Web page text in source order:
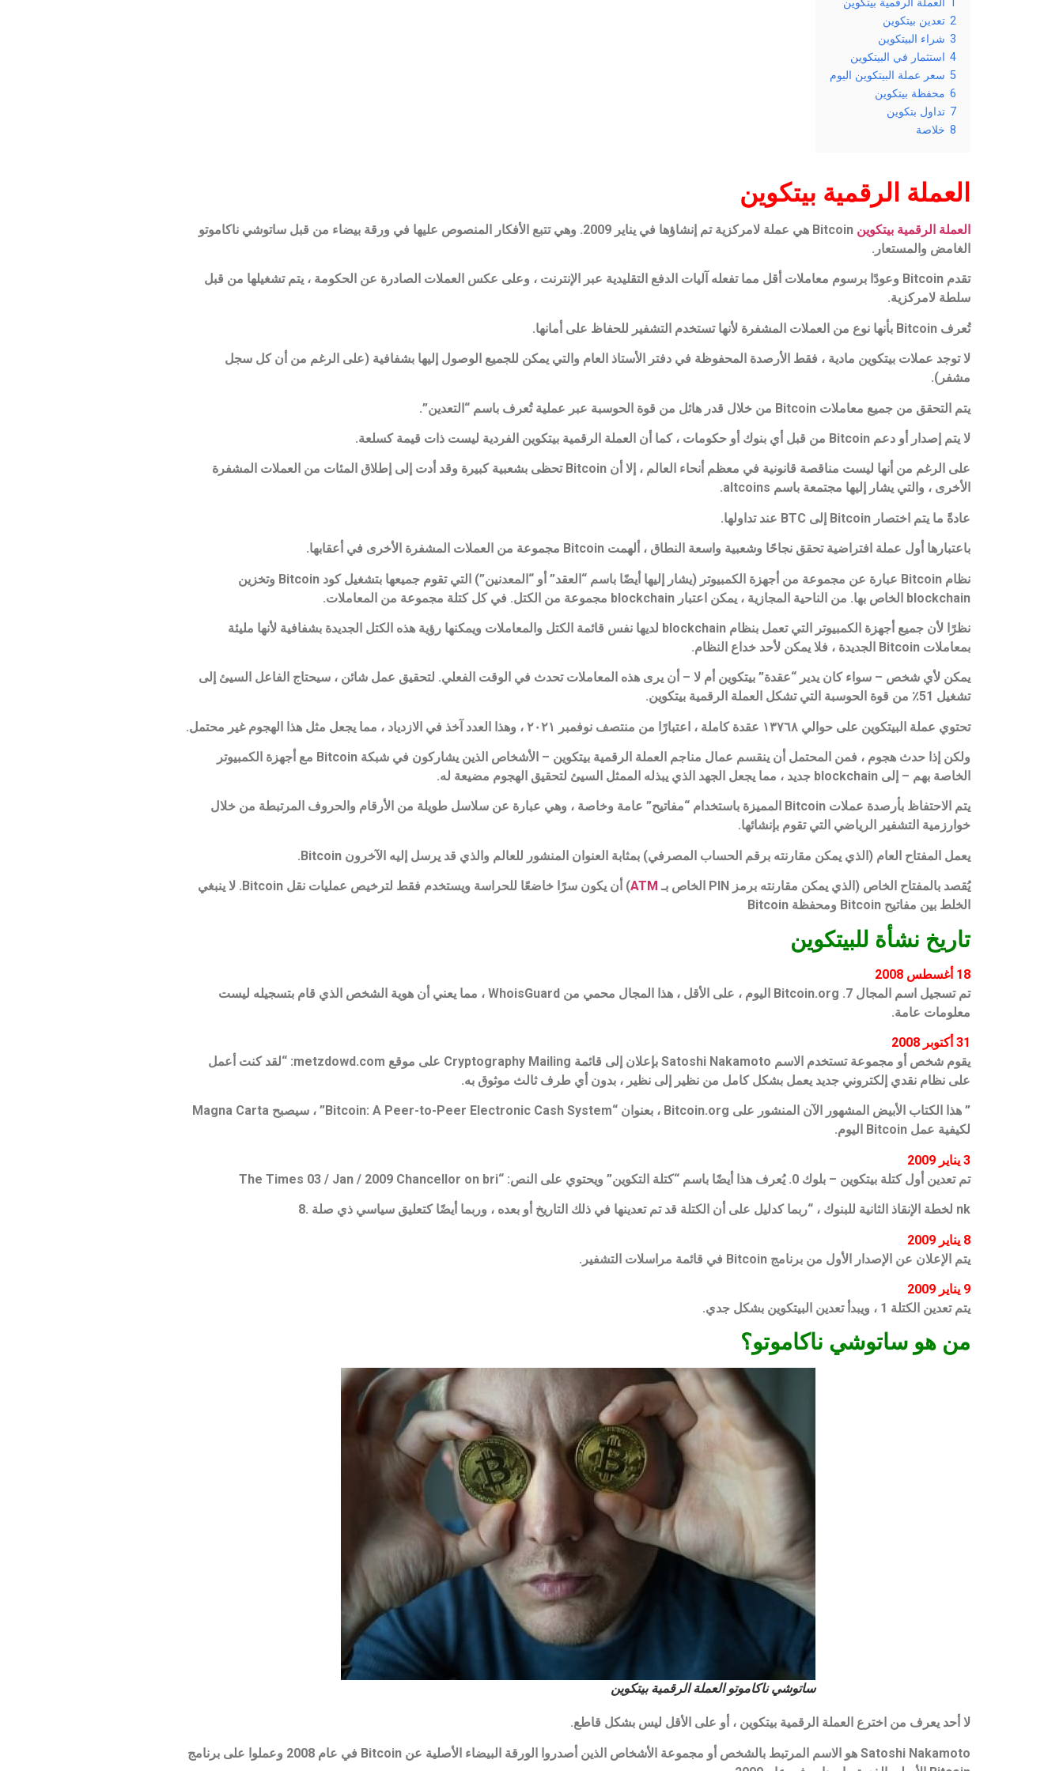
العملة الرقمية بيتكوين
2 تعدين بيتكوين
3 شراء البيتكوين
4 استثمار في البيتكوين
5 سعر عملة البيتكوين اليوم
6 محفظة بيتكوين
7 تداول بتكوين
8 خلاصة
العملة الرقمية بيتكوين
العملة الرقمية بيتكوين
Bitcoin هي عملة لامركزية تم إنشاؤها في يناير 2009. وهي تتبع الأفكار المنصوص عليها في ورقة بيضاء من قبل ساتوشي ناكاموتو
الغامض والمستعار.
تقدم Bitcoin وعودًا برسوم معاملات أقل مما تفعله آليات الدفع التقليدية عبر الإنترنت ، وعلى عكس العملات الصادرة عن الحكومة ، يتم تشغيلها من قبل
سلطة لامركزية.
تُعرف Bitcoin بأنها نوع من العملات المشفرة لأنها تستخدم التشفير للحفاظ على أمانها.
لا توجد عملات بيتكوين مادية ، فقط الأرصدة المحفوظة في دفتر الأستاذ العام والتي يمكن للجميع الوصول إليها بشفافية (على الرغم من أن كل سجل
مشفر).
يتم التحقق من جميع معاملات Bitcoin من خلال قدر هائل من قوة الحوسبة عبر عملية تُعرف باسم “التعدين”.
لا يتم إصدار أو دعم Bitcoin من قبل أي بنوك أو حكومات ، كما أن العملة الرقمية بيتكوين الفردية ليست ذات قيمة كسلعة.
على الرغم من أنها ليست مناقصة قانونية في معظم أنحاء العالم ، إلا أن Bitcoin تحظى بشعبية كبيرة وقد أدت إلى إطلاق المئات من العملات المشفرة
الأخرى ، والتي يشار إليها مجتمعة باسم altcoins.
عادةً ما يتم اختصار Bitcoin إلى BTC عند تداولها.
باعتبارها أول عملة افتراضية تحقق نجاحًا وشعبية واسعة النطاق ، ألهمت Bitcoin مجموعة من العملات المشفرة الأخرى في أعقابها.
نظام Bitcoin عبارة عن مجموعة من أجهزة الكمبيوتر (يشار إليها أيضًا باسم “العقد” أو “المعدنين”) التي تقوم جميعها بتشغيل كود Bitcoin وتخزين
blockchain الخاص بها. من الناحية المجازية ، يمكن اعتبار blockchain مجموعة من الكتل. في كل كتلة مجموعة من المعاملات.
نظرًا لأن جميع أجهزة الكمبيوتر التي تعمل بنظام blockchain لديها نفس قائمة الكتل والمعاملات ويمكنها رؤية هذه الكتل الجديدة بشفافية لأنها مليئة
بمعاملات Bitcoin الجديدة ، فلا يمكن لأحد خداع النظام.
يمكن لأي شخص – سواء كان يدير “عقدة” بيتكوين أم لا – أن يرى هذه المعاملات تحدث في الوقت الفعلي. لتحقيق عمل شائن ، سيحتاج الفاعل السيئ إلى
تشغيل 51٪ من قوة الحوسبة التي تشكل العملة الرقمية بيتكوين.
تحتوي عملة البيتكوين على حوالي ١٣٧٦٨ عقدة كاملة ، اعتبارًا من منتصف نوفمبر ٢٠٢١ ، وهذا العدد آخذ في الازدياد ، مما يجعل مثل هذا الهجوم غير محتمل.
ولكن إذا حدث هجوم ، فمن المحتمل أن ينقسم عمال مناجم العملة الرقمية بيتكوين – الأشخاص الذين يشاركون في شبكة Bitcoin مع أجهزة الكمبيوتر
الخاصة بهم – إلى blockchain جديد ، مما يجعل الجهد الذي يبذله الممثل السيئ لتحقيق الهجوم مضيعة له.
يتم الاحتفاظ بأرصدة عملات Bitcoin المميزة باستخدام “مفاتيح” عامة وخاصة ، وهي عبارة عن سلاسل طويلة من الأرقام والحروف المرتبطة من خلال
خوارزمية التشفير الرياضي التي تقوم بإنشائها.
يعمل المفتاح العام (الذي يمكن مقارنته برقم الحساب المصرفي) بمثابة العنوان المنشور للعالم والذي قد يرسل إليه الآخرون Bitcoin.
يُقصد بالمفتاح الخاص (الذي يمكن مقارنته برمز PIN الخاص بـ ATM
) أن يكون سرًا خاضعًا للحراسة ويستخدم فقط لترخيص عمليات نقل Bitcoin. لا ينبغي
الخلط بين مفاتيح Bitcoin ومحفظة Bitcoin
تاريخ نشأة للبيتكوين
18 أغسطس 2008
تم تسجيل اسم المجال Bitcoin.org .7 اليوم ، على الأقل ، هذا المجال محمي من WhoisGuard ، مما يعني أن هوية الشخص الذي قام بتسجيله ليست
معلومات عامة.
31 أكتوبر 2008
يقوم شخص أو مجموعة تستخدم الاسم Satoshi Nakamoto بإعلان إلى قائمة Cryptography Mailing على موقع metzdowd.com: “لقد كنت أعمل
على نظام نقدي إلكتروني جديد يعمل بشكل كامل من نظير إلى نظير ، بدون أي طرف ثالث موثوق به.
” هذا الكتاب الأبيض المشهور الآن المنشور على Bitcoin.org ، بعنوان “Bitcoin: A Peer-to-Peer Electronic Cash System” ، سيصبح Magna Carta
لكيفية عمل Bitcoin اليوم.
3 يناير 2009
تم تعدين أول كتلة بيتكوين – بلوك 0. يُعرف هذا أيضًا باسم “كتلة التكوين” ويحتوي على النص: “The Times 03 / Jan / 2009 Chancellor on bri
nk لخطة الإنقاذ الثانية للبنوك ، “ربما كدليل على أن الكتلة قد تم تعدينها في ذلك التاريخ أو بعده ، وربما أيضًا كتعليق سياسي ذي صلة .8
8 يناير 2009
يتم الإعلان عن الإصدار الأول من برنامج Bitcoin في قائمة مراسلات التشفير.
9 يناير 2009
يتم تعدين الكتلة 1 ، ويبدأ تعدين البيتكوين بشكل جدي.
من هو ساتوشي ناكاموتو؟
ساتوشي ناكاموتو العملة الرقمية بيتكوين
لا أحد يعرف من اخترع العملة الرقمية بيتكوين ، أو على الأقل ليس بشكل قاطع.
Satoshi Nakamoto هو الاسم المرتبط بالشخص أو مجموعة الأشخاص الذين أصدروا الورقة البيضاء الأصلية عن Bitcoin في عام 2008 وعملوا على برنامج